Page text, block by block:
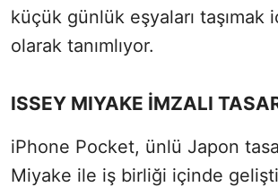
küçük günlük eşyaları taşımak
olarak tanımlıyor.
ISSEY MIYAKE İMZALI
iPhone Pocket, ünlü Japon
Miyake ile iş birliği içinde